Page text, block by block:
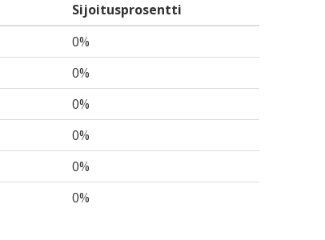
Sijoitusprosentti
0%
0%
0%
0%
0%
0%